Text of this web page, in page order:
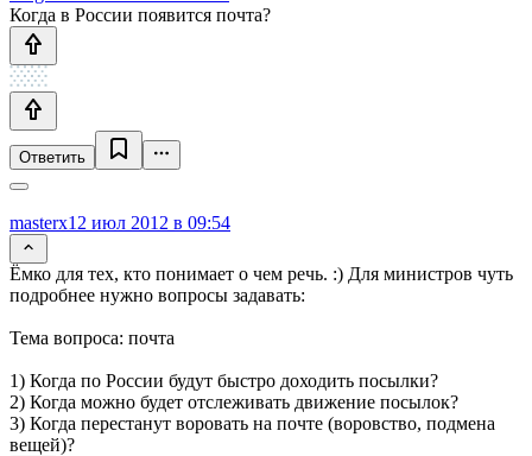
Когда в России появится почта?
Ответить
masterx12 июл 2012 в 09:54
Ёмко для тех, кто понимает о чем речь. :) Для министров чуть
подробнее нужно вопросы задавать:
Тема вопроса: почта
1) Когда по России будут быстро доходить посылки?
2) Когда можно будет отслеживать движение посылок?
3) Когда перестанут воровать на почте (воровство, подмена
вещей)?